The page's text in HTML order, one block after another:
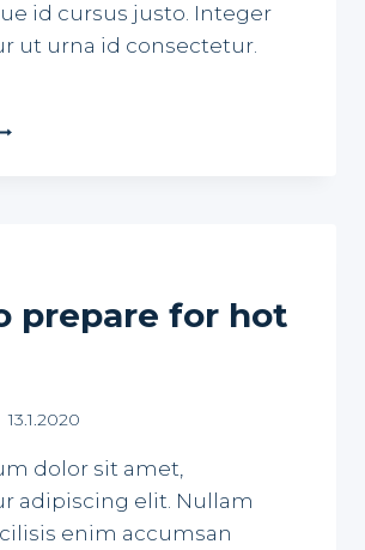
id cursus justo. Integer
ut urna id consectetur.
prepare for hot
13.1.2020
dolor sit amet,
adipiscing elit. Nullam
enim accumsan